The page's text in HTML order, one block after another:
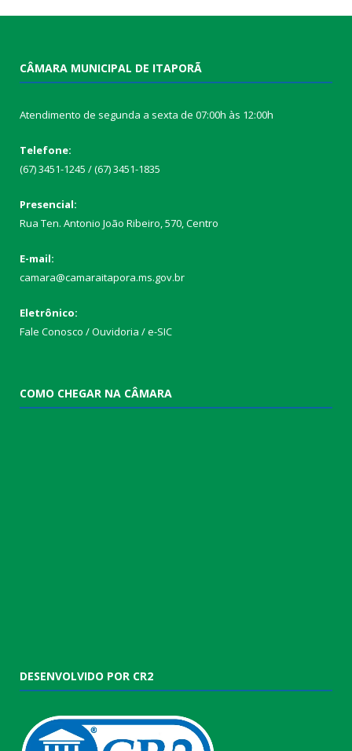
CÂMARA MUNICIPAL DE ITAPORÃ
Atendimento de segunda a sexta de 07:00h às 12:00h
Telefone:
(67) 3451-1245 / (67) 3451-1835
Presencial:
Rua Ten. Antonio João Ribeiro, 570, Centro
E-mail:
camara@camaraitapora.ms.gov.br
Eletrônico:
Fale Conosco / Ouvidoria / e-SIC
COMO CHEGAR NA CÂMARA
DESENVOLVIDO POR CR2